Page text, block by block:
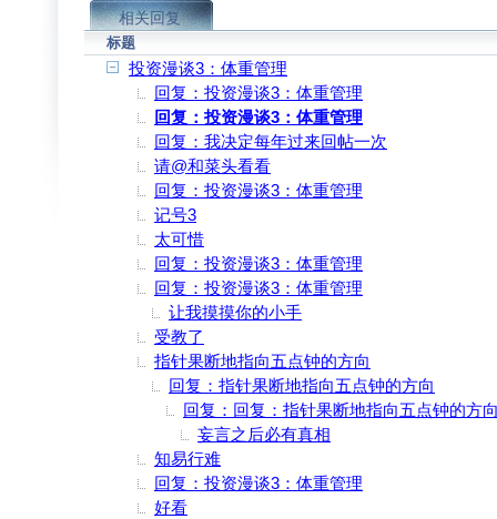
相关回复
标题
投资漫谈3：体重管理
回复：投资漫谈3：体重管理
回复：投资漫谈3：体重管理
回复：我决定每年过来回帖一次
请@和菜头看看
回复：投资漫谈3：体重管理
记号3
太可惜
回复：投资漫谈3：体重管理
回复：投资漫谈3：体重管理
让我摸摸你的小手
受教了
指针果断地指向五点钟的方向
回复：指针果断地指向五点钟的方向
回复：回复：指针果断地指向五点钟的方
妄言之后必有真相
知易行难
回复：投资漫谈3：体重管理
好看